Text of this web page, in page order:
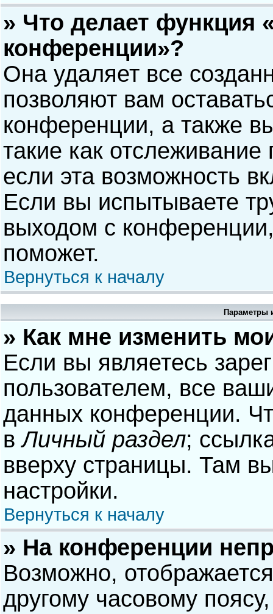
» Что делает функция
конференции»?
Она удаляет все
позволяют вам
конференции, а также
такие как
если эта возможность
Если вы испытываете
выходом с
поможет.
Вернуться к началу
Параметры
» Как мне изменить
Если вы являетесь
пользователем, все
данных конференции.
вЛичный раздел;
вверху страницы. Там
настройки.
Вернуться к началу
» На конференции
Возможно,
другому часовому